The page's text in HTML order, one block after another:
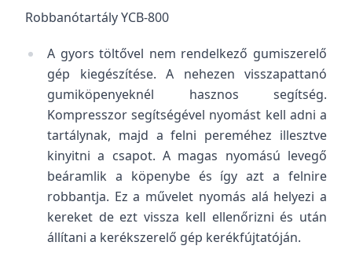
Robbanótartály YCB-800
A gyors töltővel nem rendelkező gumiszerelő
gép kiegészítése. A nehezen visszapattanó
gumiköpenyeknél hasznos segítség.
Kompresszor segítségével nyomást kell adni a
tartálynak, majd a felni pereméhez illesztve
kinyitni a csapot. A magas nyomású levegő
beáramlik a köpenybe és így azt a felnire
robbantja. Ez a művelet nyomás alá helyezi a
kereket de ezt vissza kell ellenőrizni és után
állítani a kerékszerelő gép kerékfújtatóján.